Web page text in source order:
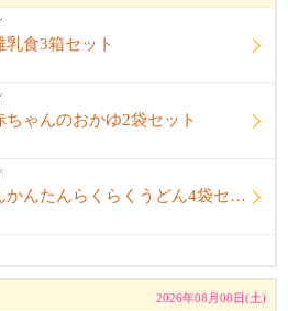
食3箱セット
ゃんのおかゆ2袋セット
取引中③赤ちゃんかんたんらくらくうどん4袋セット
2026年08月08日(土)